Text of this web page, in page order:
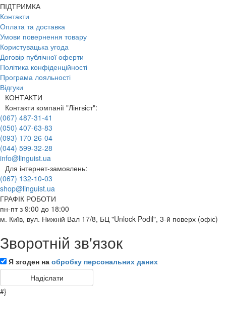
ПІДТРИМКА
Контакти
Оплата та доставка
Умови повернення товару
Користувацька угода
Договір публічної оферти
Політика конфіденційності
Програма лояльності
Відгуки
КОНТАКТИ
Контакти компанії "Лінгвіст":
(067) 487-31-41
(050) 407-63-83
(093) 170-26-04
(044) 599-32-28
info@linguist.ua
Для інтернет-замовлень:
(067) 132-10-03
shop@linguist.ua
ГРАФІК РОБОТИ
пн-пт з 9:00 до 18:00
м. Київ, вул. Нижній Вал 17/8, БЦ "Unlock Podil", 3-й поверх (офіс)
Зворотній зв'язок
Я згоден на обробку персональних даних
#}